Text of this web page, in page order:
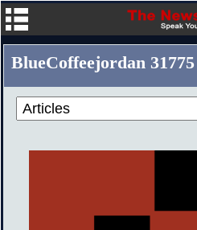
BlueCoffeejordan 31775